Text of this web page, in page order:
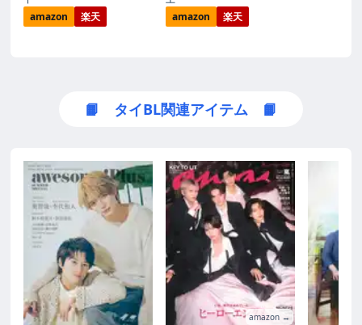
amazon
楽天
amazon
楽天
📙 タイBL関連アイテム 📙
amazon →